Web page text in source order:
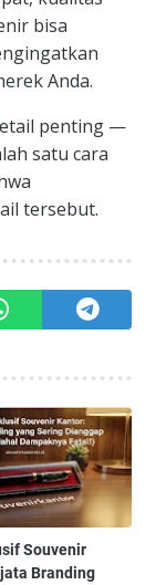
bisa
Anda.
penting —
satu cara
tersebut.
Souvenir
Branding